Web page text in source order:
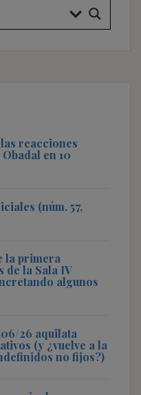
reacciones
en 10
(núm. 57,
la primera
de la Sala IV
algunos
26 aquilata
(y ¿vuelve a la
no fijos?)